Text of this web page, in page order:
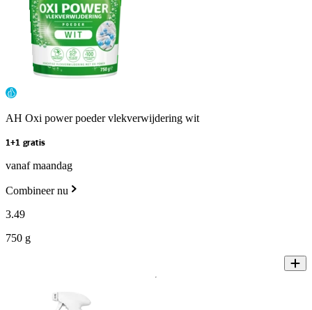
AH Oxi power poeder vlekverwijdering wit
1+1 gratis
vanaf maandag
Combineer nu
3.49
750 g